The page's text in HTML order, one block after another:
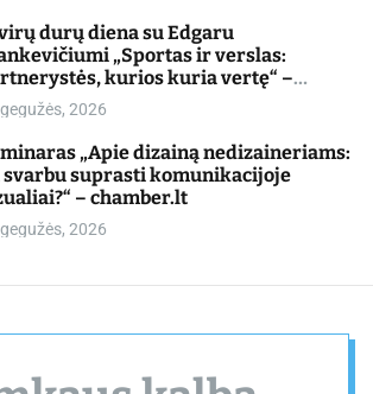
durų diena su Edgaru
„Sportas ir verslas:
kurios kuria vertę“ –
2026
„Apie dizainą nedizaineriams:
svarbu suprasti komunikacijoje
– chamber.lt
2026